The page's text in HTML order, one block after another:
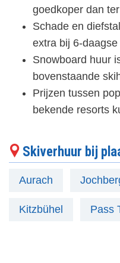
goedkoper dan
Schade en
extra bij 6-daagse
Snowboard huur
bovenstaande
Prijzen tussen
bekende resorts
Skiverhuur bij
Aurach
Kitzbühel Pass